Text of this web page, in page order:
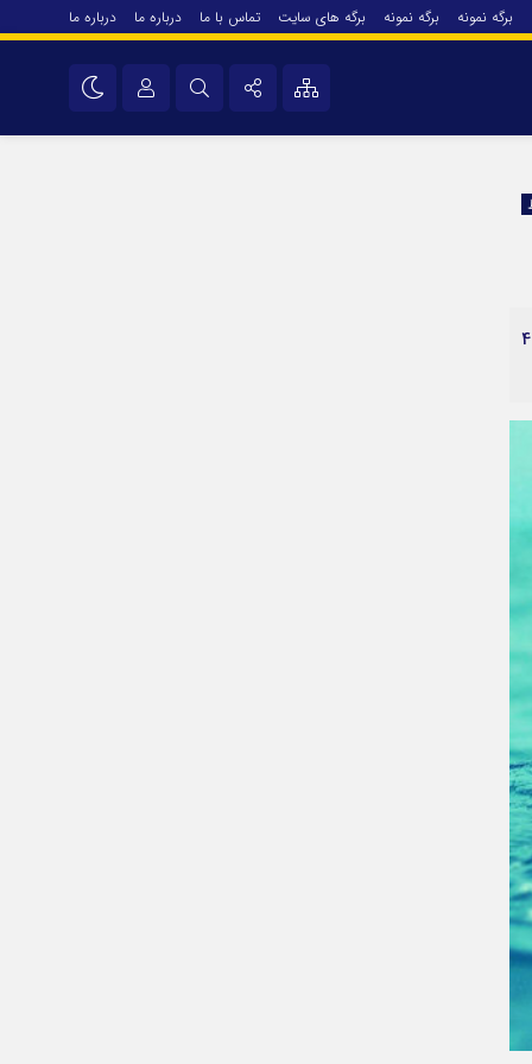
برگه نمونه برگه نمونه برگه های سایت تماس با ما درباره ما درباره ما
فرماندار ایذه با اشاره به اقداماتی پسا سیلاب در شهرستان ایذه گفت: در پی سیلاب روز گذشته در شهرستان 2 خود رو در آب غرق شده و 4